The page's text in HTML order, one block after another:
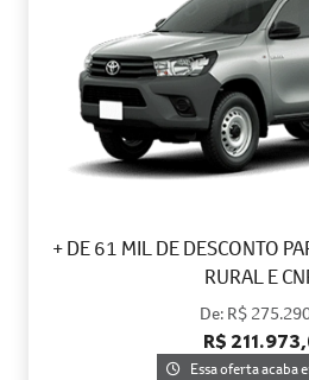
+ DE 61 MIL DE DESCONTO
RURAL E
De: R$
R$
Essa oferta acaba